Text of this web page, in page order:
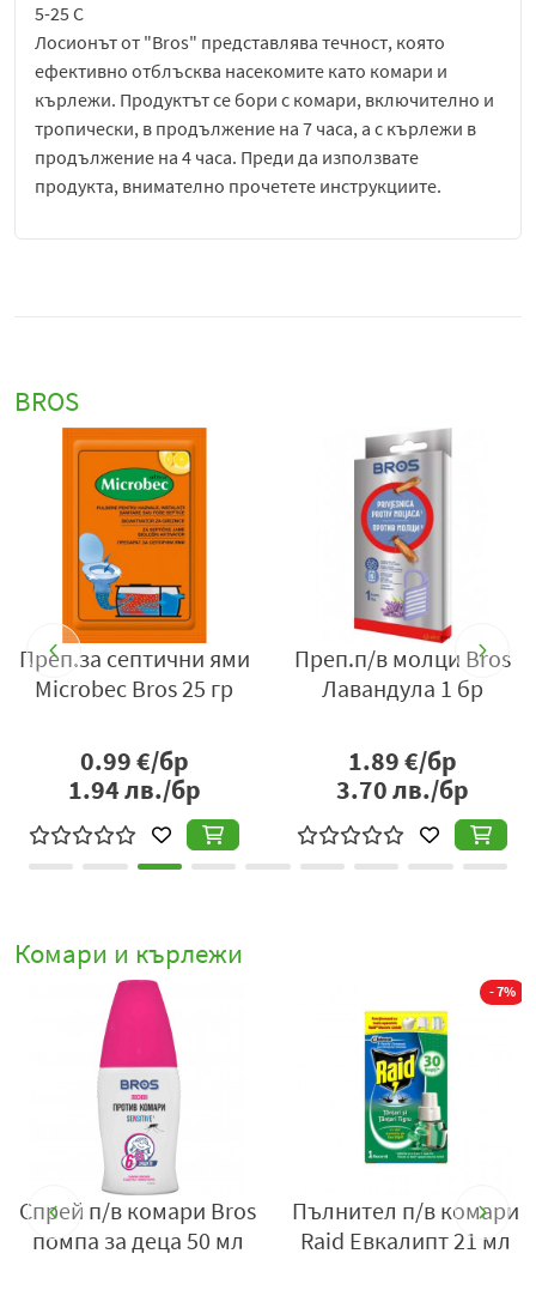
5-25 С
Лосионът от "Bros" представлява течност, която
ефективно отблъсква насекомите като комари и
кърлежи. Продуктът се бори с комари, включително и
тропически, в продължение на 7 часа, а с кърлежи в
продължение на 4 часа. Преди да използвате
продукта, внимателно прочетете инструкциите.
BROS
Преп.за септични ями
Microbec Bros 25 гр
0.99€/бр
1.94лв./бр
Преп.п/в молци Bros
Лавандула 1 бр
1.89€/бр
3.70лв./бр
Комари и кърлежи
Спрей п/в комари Bros
помпа за деца 50 мл
- 7%
Пълнител п/в комари
Raid Евкалипт 21 мл